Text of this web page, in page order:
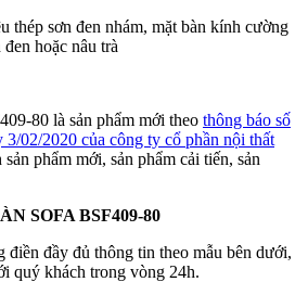
thép sơn đen nhám, mặt bàn kính cường
hoặc nâu trà
80 là sản phẩm mới theo thông báo số
02/2020 của công ty cổ phần nội thất
phẩm mới, sản phẩm cải tiến, sản
SOFA BSF409-80
điền đầy đủ thông tin theo mẫu bên dưới,
quý khách trong vòng 24h.